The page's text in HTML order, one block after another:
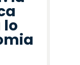
lo